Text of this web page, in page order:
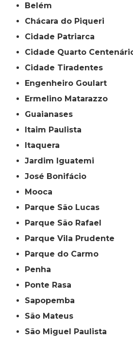
Belém
Chácara do Piqueri
Cidade Patriarca
Cidade Quarto
Cidade Tiradentes
Engenheiro Goulart
Ermelino Matarazzo
Guaianases
Itaim Paulista
Itaquera
Jardim Iguatemi
José Bonifácio
Mooca
Parque São Lucas
Parque São Rafael
Parque Vila Prudente
Parque do Carmo
Penha
Ponte Rasa
Sapopemba
São Mateus
São Miguel Paulista